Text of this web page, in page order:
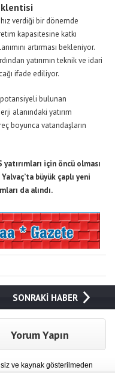
verdiği bir dönemde
kapasitesine katkı
artırması bekleniyor.
yatırımın teknik ve idari
ifade ediliyor.
potansiyeli bulunan
alanındaki yatırım
boyunca vatandaşların
için öncü olması
büyük çaplı yeni
da alındı.
SONRAKİ HABER
Yorum Yapın
ve kaynak gösterilmeden